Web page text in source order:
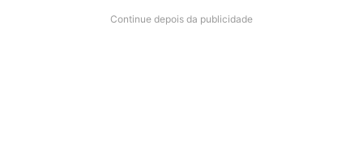
Continue depois da publicidade